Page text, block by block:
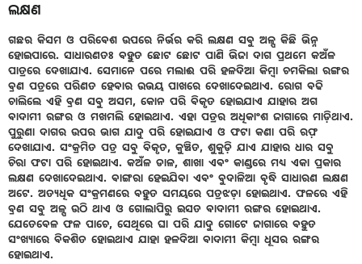
ଲକ୍ଷଣ
ଗଛର କିସମ ଓ ପରିବେଶ ଉପରେ ନିର୍ଭର କରି ଲକ୍ଷଣ ସବୁ ଅଳ୍ପ କିଛି ଭିନ୍ନ
ହୋଇପାରେ. ସାଧାରଣତଃ ବହୁତ ଛୋଟ ଛୋଟ ପାଣି ଭିଜା ଦାଗ ପ୍ରଥମେ କଅଁଳ
ପାତ୍ରରେ ଦେଖାଯାଏ. ସେମାନେ ପରେ ମଲାଈ ପରି ହଳଦିଆ କିମ୍ବା ଚମକିଲା ରଙ୍ଗର
ବ୍ରଣ ପତ୍ରରେ ପରିଣତ ହେବାର ଉଭୟ ପାଖରେ ଦେଖାଦେଇଥାଏ. ରୋଗ ବଢି
ଚାଲିଲେ ଏହି ବ୍ରଣ ସବୁ ଅସମ, କୋନ ପରି ବିକୃତ ହୋଇଯାଏ ଯାହାର ଅଗ
ବାଦାମୀ ରଙ୍ଗର ଓ ମଖମଲି ହୋଇଥାଏ. ଏହା ପତ୍ରର ଅଧିକାଂଶ ଜାଗାରେ ମାଡ଼ିଥାଏ.
ପୁରୁଣା ଦାଗର ଉପର ଭାଗ ଯାଦୁ ପରି ହୋଇଯାଏ ଓ ଫଟା କଣା ପରି ରଫ଼
ଦେଖାଯାଏ. ସଂକ୍ରମିତ ପତ୍ର ସବୁ ବିକୃତ, କୁଞ୍ଚିତ, ଶୁକୁଡ଼ି ଯାଏ ଯାହାର ଧାର ସବୁ
ଚିରା ଫଟା ପରି ହୋଇଥାଏ. କଅଁଳ ଡାଳ, ଶାଖା ଏବଂ କାଣ୍ଡରେ ମଧ୍ୟ ଏକା ପ୍ରକାର
ଲକ୍ଷଣ ଦେଖାଦେଇଥାଏ. ବାଙ୍ଗରା ହେଇଯିବା ଏବଂ ବୁଦାଳିଆ ବୃଦ୍ଧି ସାଧାରଣ ଲକ୍ଷଣ
ଅଟେ. ଅତ୍ୟଧିକ ସଂକ୍ରମଣରେ ବହୁତ ସମୟରେ ପତ୍ରଝଡ଼ା ହୋଇଥାଏ. ଫଳରେ ଏହି
ବ୍ରଣ ସବୁ ଅଳ୍ପ ଉଠି ଥାଏ ଓ ଗୋଲାପିରୁ ଇସତ ବାଦାମୀ ରଙ୍ଗର ହୋଇଥାଏ.
ଯେତେବେଳ ଫଳ ପାଚେ, ସେଥିରେ ଘା ପରି ଯାଦୁ ଗୋଟେ ଜାଗାରେ ବହୁତ
ସଂଖ୍ୟାରେ ବିକଶିତ ହୋଇଥାଏ ଯାହା ହଳଦିଆ ବାଦାମୀ କିମ୍ବା ଧୂସର ରଙ୍ଗର
ହୋଇଥାଏ.